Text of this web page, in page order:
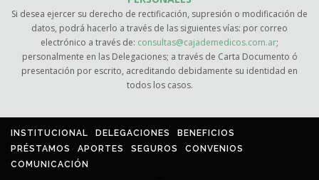
Si desea ejercer su derecho de rectificación, supresión o modificación de
datos, podrá hacerlo a través de las siguientes vías: por correo
electrónico a través de: consultas@cajademedicos.com.ar;
personalmente en las Delegaciones; a través de Carta Documento ó
presentación por escrito, acreditando debidamente su identidad en
todos los casos.
INSTITUCIONAL DELEGACIONES
BENEFICIOS
PRÉSTAMOS
APORTES SEGUROS
CONVENIOS
COMUNICACIÓN